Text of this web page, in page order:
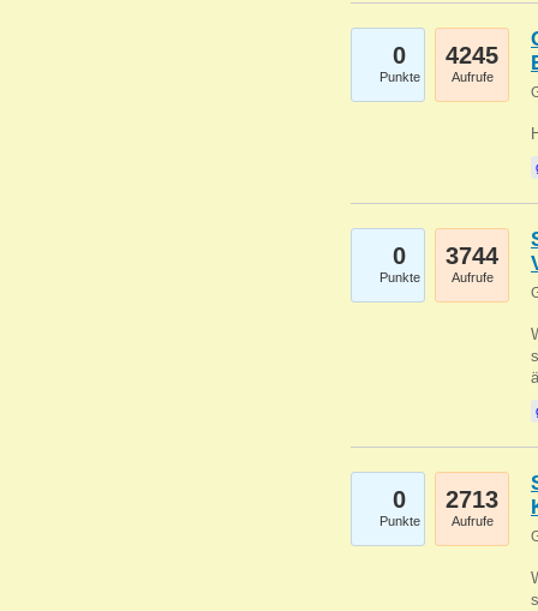
0
Punkte
4245
Aufrufe
0
Punkte
3744
Aufrufe
0
Punkte
2713
Aufrufe